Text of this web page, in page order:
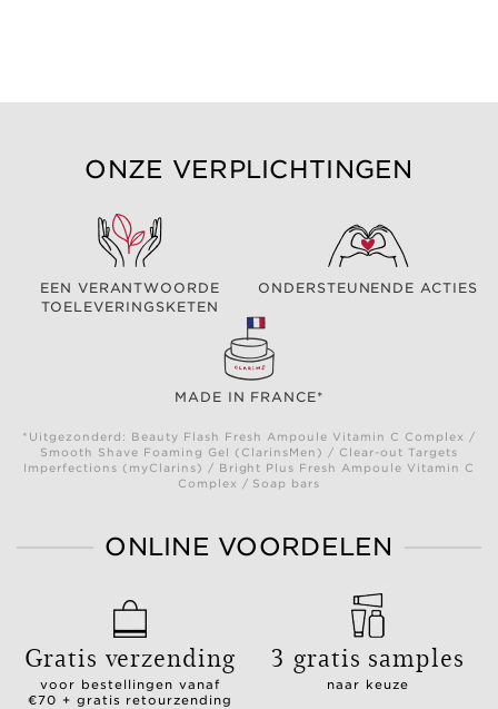
ONZE VERPLICHTINGEN
EEN VERANTWOORDE
TOELEVERINGSKETEN
ONDERSTEUNENDE ACTIES
MADE IN FRANCE*
*Uitgezonderd: Beauty Flash Fresh Ampoule Vitamin C Complex /
Smooth Shave Foaming Gel (ClarinsMen) / Clear-out Targets
Imperfections (myClarins) / Bright Plus Fresh Ampoule Vitamin C
Complex / Soap bars
ONLINE VOORDELEN
Gratis verzending
voor bestellingen vanaf
€70 + gratis retourzending
3 gratis samples
naar keuze